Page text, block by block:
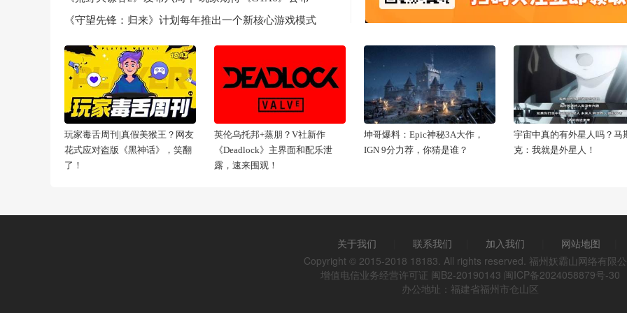
《守望先锋：归来》计划每年推出一个新核心游戏模式
玩家毒舌周刊|真假美猴王？网友
花式应对盗版《黑神话》，笑翻
了！
英伦乌托邦+蒸朋？V社新作
《Deadlock》主界面和配乐泄
露，速来围观！
坤哥爆料：Epic神秘3A大作，
IGN 9分力荐，你猜是谁？
宇宙中真的有外星人吗？马
克：我就是外星人！
关于我们 联系我们 加入我们 网站地图
Copyright © 2015-2018 18183. All rights reserved. 福州妖霸山网络有限
增值电信业务经营许可证 闽B2-20190143 闽ICP备2024058879号-30
办公地址：福建省福州市仓山区